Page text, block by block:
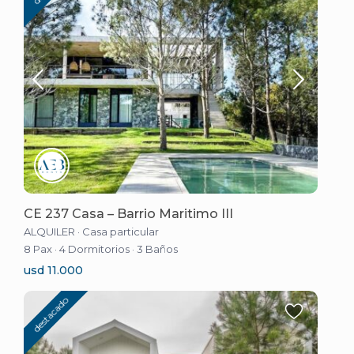
CE 237 Casa – Barrio Maritimo III
ALQUILER · Casa particular
8 Pax · 4 Dormitorios · 3 Baños
usd 11.000
destacado